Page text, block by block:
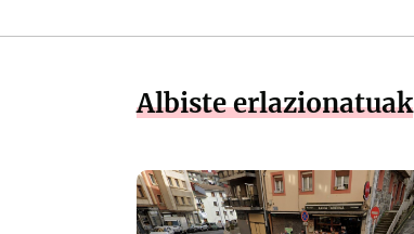
Albiste erlazionatuak